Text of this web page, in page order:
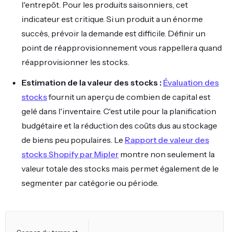
l'entrepôt. Pour les produits saisonniers, cet
indicateur est critique. Si un produit a un énorme
succès, prévoir la demande est difficile. Définir un
point de réapprovisionnement vous rappellera quand
réapprovisionner les stocks.
Estimation de la valeur des stocks : Évaluation des
stocksfournit un aperçu de combien de capital est
gelé dans l'inventaire. C'est utile pour la planification
budgétaire et la réduction des coûts dus au stockage
de biens peu populaires. Le Rapport de valeur des
stocks Shopify par Mipler montre non seulement la
valeur totale des stocks mais permet également de le
segmenter par catégorie ou période.